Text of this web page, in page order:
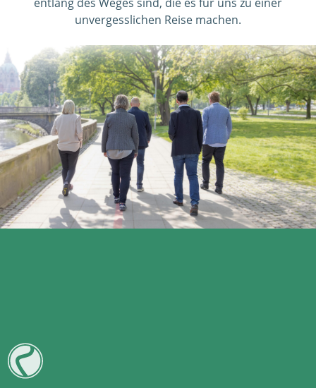
unvergesslichen Reise machen.